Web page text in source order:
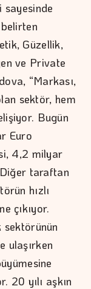
Güzellik,
ve Private
“Markası,
sektör, hem
Bugün
Euro
4,2 milyar
taraftan
hızlı
çıkıyor.
ulaşırken
20 yılı aşkın